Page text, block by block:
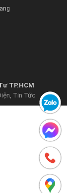
TP.HCM
Tin Tức